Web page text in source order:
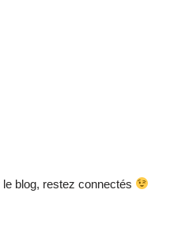
blog, restez connectés